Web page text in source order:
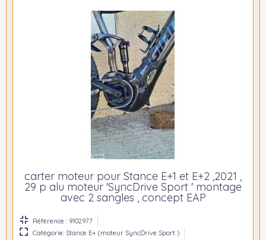
carter moteur pour Stance E+1 et E+2 ,2021 ,
29 p alu moteur 'SyncDrive Sport ' montage
avec 2 sangles , concept EAP
Référence : 9102977
Catégorie: Stance E+ (moteur SyncDrive Sport )